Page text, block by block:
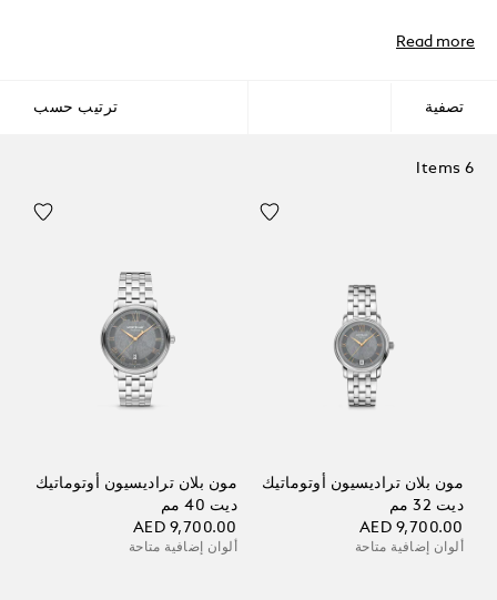
Read more
تصفية ترتيب حسب
6 Items
مون بلان تراديسيون أوتوماتيك
ديت 32 مم
AED 9,700.00
ألوان إضافية متاحة
مون بلان تراديسيون أوتوماتيك
ديت 40 مم
AED 9,700.00
ألوان إضافية متاحة